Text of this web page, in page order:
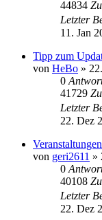
44834
Letzter
11. Jan
Tipp zum
von HeBo »
0
41729
Letzter
22. Dez
von geri2611 »
0
40108
Letzter
22. Dez